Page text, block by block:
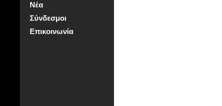
Νέα
Σύνδεσμοι
Επικοινωνία